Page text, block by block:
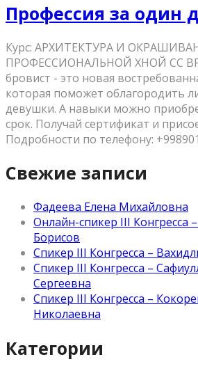
Профессия за один
Курс: АРХИТЕКТУРА И
ПРОФЕССИОНАЛЬНОЙ ХНОЙ CC
бровист - это новая
которая поможет облагородить
девушки. А навыки можно
срок. Получай сертификат и
Подробности по телефону:
Свежие записи
Фадеева Елена Михайловна
Онлайн-спикер III Конгресса
Борисов
Спикер III Конгресса –
Спикер III Конгресса –
Сергеевна
Спикер III Конгресса –
Николаевна
Категории